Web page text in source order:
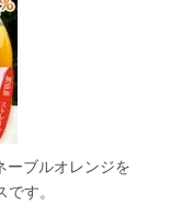
ーブルオレンジを
す。